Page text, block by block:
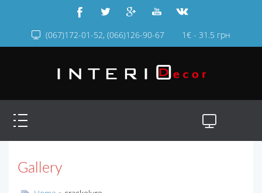
(067)172-01-52, (066)126-90-67 1€ - 31.5 грн
Gallery